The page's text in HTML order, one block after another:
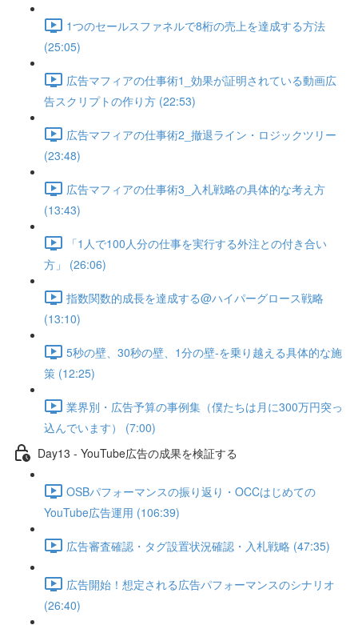
1つのセールスファネルで8桁の売上を達成する方法
(25:05)
広告マフィアの仕事術1_効果が証明されている動画広
告スクリプトの作り方 (22:53)
広告マフィアの仕事術2_撤退ライン・ロジックツリー
(23:48)
広告マフィアの仕事術3_入札戦略の具体的な考え方
(13:43)
「1人で100人分の仕事を実行する外注との付き合い
方」 (26:06)
指数関数的成長を達成する@ハイパーグロース戦略
(13:10)
5秒の壁、30秒の壁、1分の壁-を乗り越える具体的な施
策 (12:25)
業界別・広告予算の事例集（僕たちは月に300万円突っ
込んでいます） (7:00)
Day13 - YouTube広告の成果を検証する
OSBパフォーマンスの振り返り・OCCはじめての
YouTube広告運用 (106:39)
広告審査確認・タグ設置状況確認・入札戦略 (47:35)
広告開始！想定される広告パフォーマンスのシナリオ
(26:40)